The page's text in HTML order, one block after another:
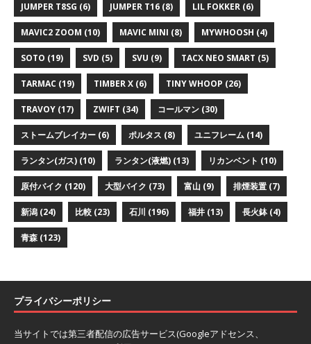
JUMPER T8SG (6) JUMPER T16 (8) LIL FOKKER (6)
MAVIC2 ZOOM (10) MAVIC MINI (8) MYWHOOSH (4)
SOTO (19) SVD (5) SVU (9) TACX NEO SMART (5)
TARMAC (19) TIMBER X (6) TINY WHOOP (26)
TRAVOY (17) ZWIFT (34) コールマン (30)
ストームブレイカー (6) ポルタス (8) ユニフレーム (14)
ランタン(ガス) (10) ランタン(液燃) (13) リカンベント (10)
原付バイク (120) 大型バイク (73) 富山 (9) 排煙装置 (7)
新潟 (24) 比較 (23) 石川 (196) 福井 (13) 長火鉢 (4)
青森 (123)
プライバシーポリシー
当サイトでは第三者配信の広告サービス(Googleアドセンス、